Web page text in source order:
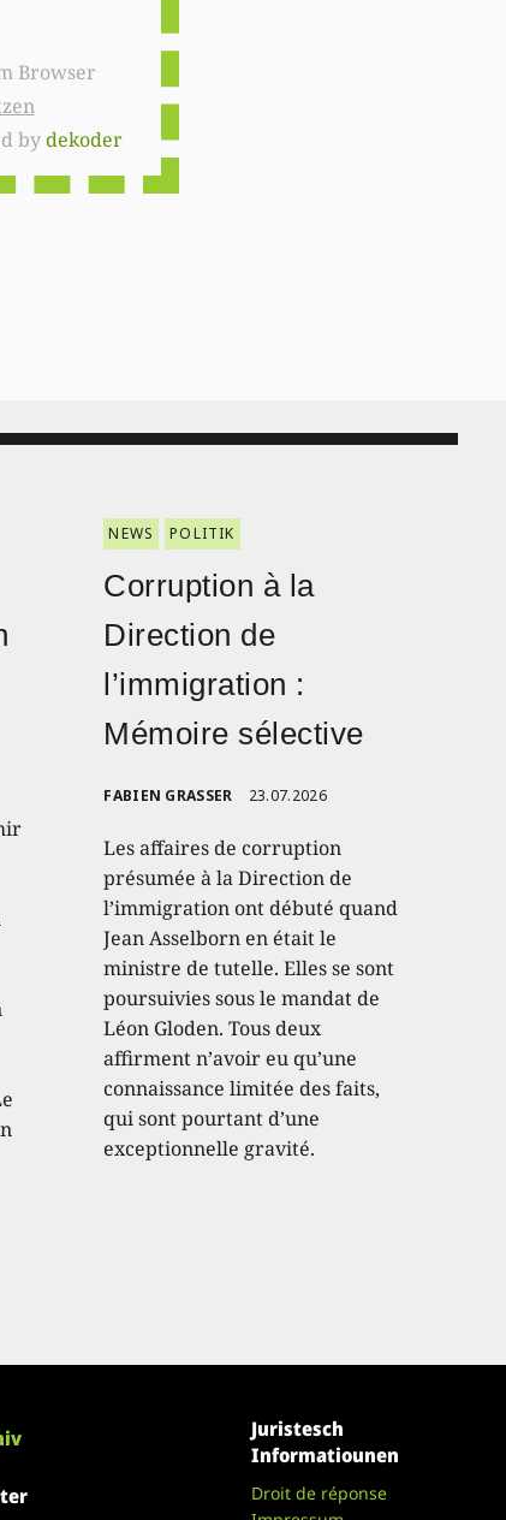
bydekoder
NEWS POLITIK
Corruption à la
Direction de
l’immigration :
Mémoire sélective
FABIEN GRASSER 23.07.2026
Les affaires de corruption
présumée à la Direction de
l’immigration ont débuté quand
Jean Asselborn en était le
ministre de tutelle. Elles se sont
poursuivies sous le mandat de
Léon Gloden. Tous deux
affirment n’avoir eu qu’une
connaissance limitée des faits,
qui sont pourtant d’une
exceptionnelle gravité.
Juristesch
Informatiounen
Droit de réponse